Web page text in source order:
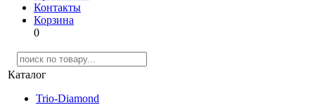
Контакты
Корзина
0
Каталог
Trio-Diamond